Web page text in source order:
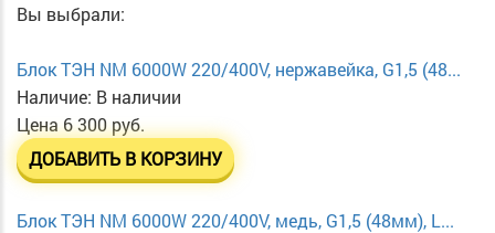
Вы выбрали:
Блок ТЭН NM 6000W 220/400V, нержавейка, G1,5 (48...
Наличие: В наличии
Цена6 300 руб.
ДОБАВИТЬ В КОРЗИНУ
Блок ТЭН NM 6000W 220/400V, медь, G1,5 (48мм), L...